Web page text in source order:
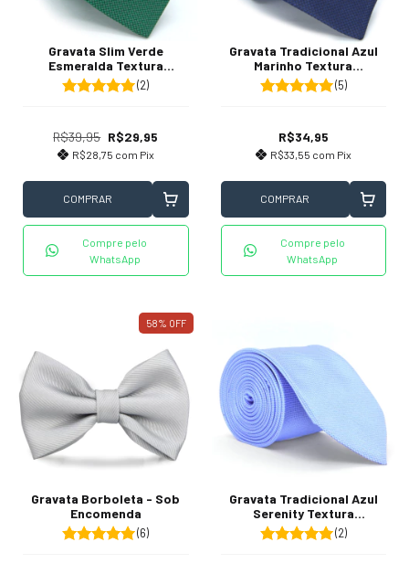
Gravata Slim Verde
Esmeralda Textura
Quadriculada
(2)
R$39,95 R$29,95
R$28,75 com Pix
COMPRAR
Compre pelo
WhatsApp
Gravata Tradicional Azul
Marinho Textura
Quadriculada
(5)
R$34,95
R$33,55 com Pix
COMPRAR
Compre pelo
WhatsApp
58% OFF
Gravata Borboleta - Sob
Encomenda
(6)
Gravata Tradicional Azul
Serenity Textura
Quadriculada
(2)